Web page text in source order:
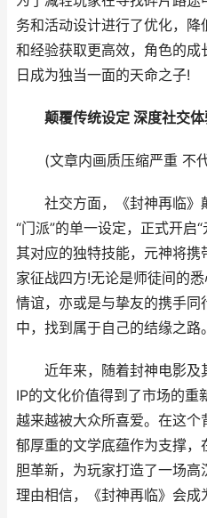
务和活动设计进行了优化，
和经验获取更高效，角色的
日成为独当一面的天命之子!
颠覆传统设定 深度社交体
(文章内画质压缩严重 不代
社交方面，《封神再临》
“门派”的单一设定，正式开启
其对应的独特技能，元神将
家征战四方!无论是师徒间的
情谊，亦或是与挚友的携手
中，找到属于自己的结缘之路。
近年来，随着封神电影及
IP的文化价值得到了市场的重
越来越被大众所喜爱。在这
郁厚重的文学底蕴作为支撑
胆革新，为玩家打造了一场
理由相信，《封神再临》会成